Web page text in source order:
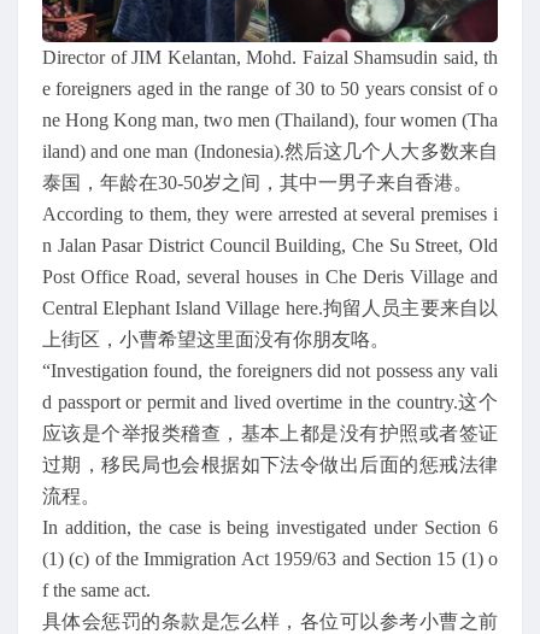
Director of JIM Kelantan, Mohd. Faizal Shamsudin said, th
e foreigners aged in the range of 30 to 50 years consist of o
ne Hong Kong man, two men (Thailand), four women (Tha
iland) and one man (Indonesia).然后这几个人大多数来自
泰国，年龄在30-50岁之间，其中一男子来自香港。
According to them, they were arrested at several premises i
n Jalan Pasar District Council Building, Che Su Street, Old
Post Office Road, several houses in Che Deris Village and
Central Elephant Island Village here.拘留人员主要来自以
上街区，小曹希望这里面没有你朋友咯。
“Investigation found, the foreigners did not possess any vali
d passport or permit and lived overtime in the country.这个
应该是个举报类稽查，基本上都是没有护照或者签证
过期，移民局也会根据如下法令做出后面的惩戒法律
流程。
In addition, the case is being investigated under Section 6
(1) (c) of the Immigration Act 1959/63 and Section 15 (1) o
f the same act.
具体会惩罚的条款是怎么样，各位可以参考小曹之前